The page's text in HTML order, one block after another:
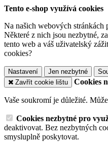
Tento e-shop využívá cookies
Na našich webových stránkách
Některé z nich jsou nezbytné,
tento web a váš uživatelský
cookies?
Nastavení Jen nezbytné
Zavřít cookie lištu
Cookies
Vaše soukromí je důležité.
Cookies nezbytné pro
deaktivovat. Bez nezbytných
smysluplně poskytovat.